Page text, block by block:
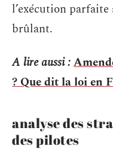
l’exécution
brûlant.
A lire aussi :
? Que dit la loi en
analyse des
des pilotes